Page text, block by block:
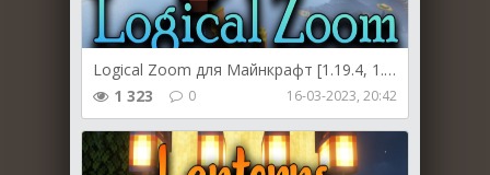
Logical Zoom для Майнкрафт [1.19.4, 1.19.3, 1.19.2]
1 323
0 16-03-2023, 20:42